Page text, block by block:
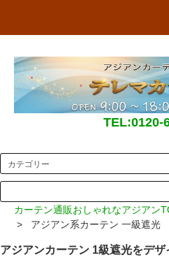
TEL:0120-
カーテン通販おしゃれなアジアン
> アジアン系カーテン 一級遮光
アジアンカーテン 1級遮光をデザ